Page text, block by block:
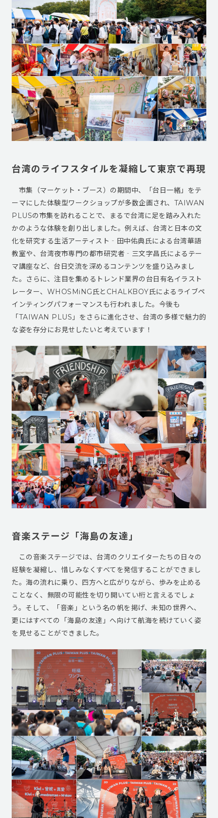
台湾のライフスタイルを凝縮して東京で再現
市集（マーケット・ブース）の期間中、「台日一緒」をテ
ーマにした体験型ワークショップが多数企画され、TAIWAN
PLUSの市集を訪れることで、まるで台湾に足を踏み入れた
かのような体験を創り出しました。例えば、台湾と日本の文
化を研究する生活アーティスト‐田中佑典氏による台湾華語
教室や、台湾夜市専門の都市研究者‐三文字昌氏によるテー
マ講座など、台日交流を深めるコンテンツを盛り込みまし
た。さらに、注目を集めるトレンド業界の台日有名イラスト
レーター、WHOSMiNG氏とCHALKBOY氏によるライブペ
インティングパフォーマンスも行われました。今後も
「TAIWAN PLUS」をさらに進化させ、台湾の多様で魅力的
な姿を存分にお見せしたいと考えています！
音楽ステージ「海島の友達」
この音楽ステージでは、台湾のクリエイターたちの日々の
経験を凝縮し、惜しみなくすべてを発信することができまし
た。海の流れに乗り、四方へと広がりながら、歩みを止める
ことなく、無限の可能性を切り開いてい桁と言えるでしょ
う。そして、「音楽」という名の帆を掲げ、未知の世界へ、
更にはすべての「海島の友達」へ向けて航海を続けていく姿
を見せることができました。